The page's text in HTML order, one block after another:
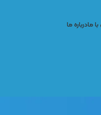
مادرباره ما